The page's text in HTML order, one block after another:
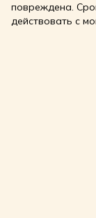
повреждена.
действовать с